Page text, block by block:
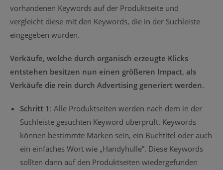
vorhandenen Keywords auf der Produktseite und
vergleicht diese mit den Keywords, die in der Suchleiste
eingegeben wurden.
Verkäufe, welche durch organisch erzeugte Klicks
entstehen besitzen nun einen größeren Impact, als
Verkäufe die rein durch Advertising generiert werden.
Schritt 1 : Alle Produktseiten werden nach dem in der
Suchleiste gesuchten Keyword überprüft. Keywords
können bestimmte Marken sein, ein Buchtitel oder auch
ein einfaches Wort wie „Handyhülle”. Diese Keywords
sollten dann auf den Produktseiten wiedergefunden